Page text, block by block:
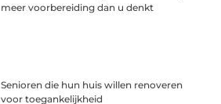
meer voorbereiding dan u denkt
Senioren die hun huis willen renoveren
voor toegankelijkheid